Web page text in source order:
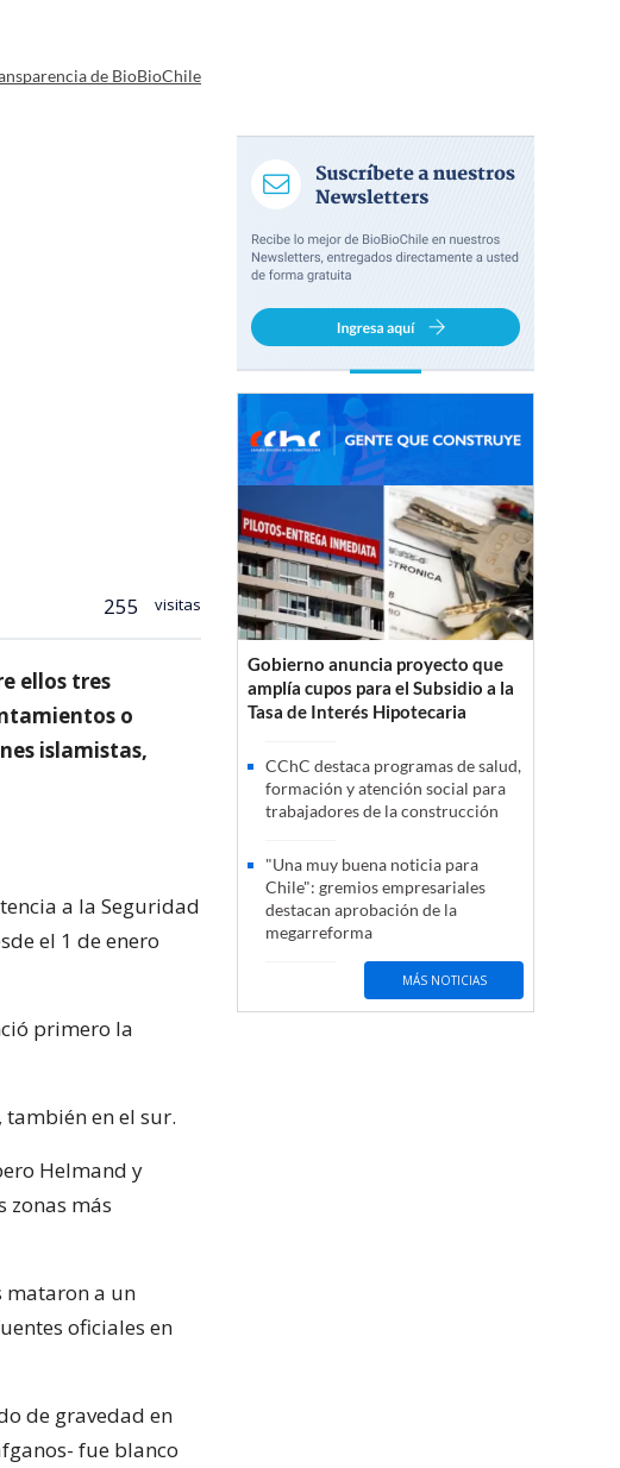
de BioBioChile
255 visitas
ellos tres
o
islamistas,
a la Seguridad
el 1 de enero
primero la
en el sur.
Helmand y
zonas más
mataron a un
oficiales en
de gravedad en
fue blanco
Gobierno anuncia proyecto que
amplía cupos para el Subsidio a la
Tasa de Interés Hipotecaria
CChC destaca programas de salud,
formación y atención social para
trabajadores de la construcción
"Una muy buena noticia para
Chile": gremios empresariales
destacan aprobación de la
megarreforma
MÁS NOTICIAS